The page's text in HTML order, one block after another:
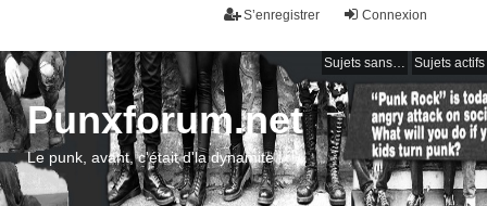
Connexion
S’enregistrer
Sujets sans réponse Sujets actifs
Punxforum.net
Le punk, avant, c'était d'la dynamite !